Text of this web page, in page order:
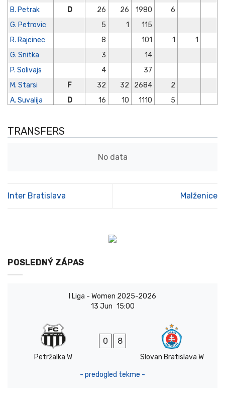
B. Petrak
D 26 26 1980
6
G. Petrovic
5 1
115
R. Rajcinec
8 101 1
1
G. Snitka
3
14
P. Solivajs
4
37
M. Starsi
F 32 32 2684
2
A. Suvalija
D 16 10 1110
5
V. Toth
33 28
TRANSFERS
No data
Inter Bratislava Malženice
POSLEDNÝ ZÁPAS
I Liga - Women 2025-2026
13 Jun 15:00
Petržalka W
0 8
Slovan Bratislava W
- predogled tekme -